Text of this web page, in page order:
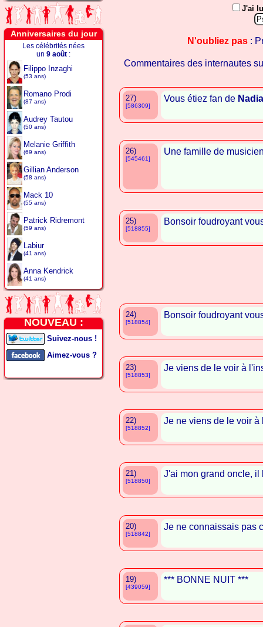
Anniversaires du jour
Les célébrités nées
un 9 août :
Filippo Inzaghi
(53 ans)
Romano Prodi
(87 ans)
Audrey Tautou
(50 ans)
Melanie Griffith
(69 ans)
Gillian Anderson
(58 ans)
Mack 10
(55 ans)
Patrick Ridremont
(59 ans)
Labiur
(41 ans)
Anna Kendrick
(41 ans)
NOUVEAU :
Suivez-nous !
Aimez-vous ?
J'ai
N'oubliez pas :
Commentaires des internautes
27)
[586309]
Vous étiez fan de
26)
[545461]
Une famille de
25)
[518855]
Bonsoir foudroyant
24)
[518854]
Bonsoir foudroyant
23)
[518853]
Je viens de le voir à
22)
[518852]
Je ne viens de le voir
21)
[518850]
J'ai mon grand oncle, il
20)
[518842]
Je ne connaissais pas
19)
[439059]
*** BONNE NUIT ***